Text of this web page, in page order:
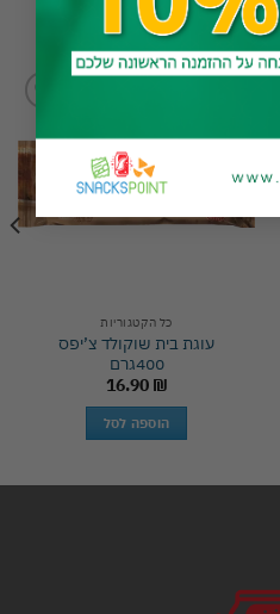
wishlist
כל הקטגוריות
עוגת בית שוקולד צ’יפס
400גרם
16.90 ₪
הוספה לסל